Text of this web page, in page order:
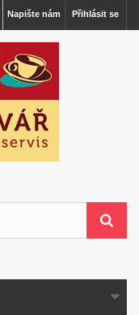
Přihlásit se
Napište nám